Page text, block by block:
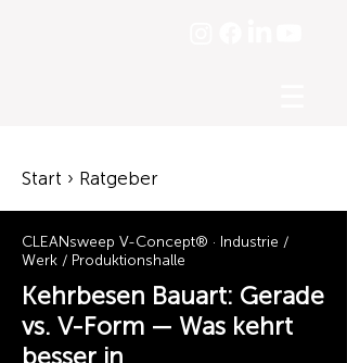
Start › Ratgeber
CLEANsweep V-Concept® · Industrie /
Werk / Produktionshalle
Kehrbesen Bauart: Gerade
vs. V-Form — Was kehrt
besser in